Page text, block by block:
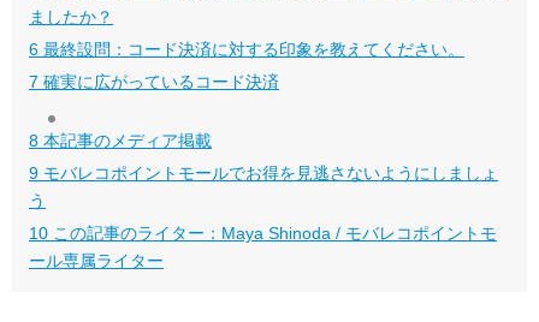
ましたか？
6 最終設問：コード決済に対する印象を教えてください。
7 確実に広がっているコード決済
8 本記事のメディア掲載
9 モバレコポイントモールでお得を見逃さないようにしましょ
う
10 この記事のライター：Maya Shinoda / モバレコポイントモ
ール専属ライター